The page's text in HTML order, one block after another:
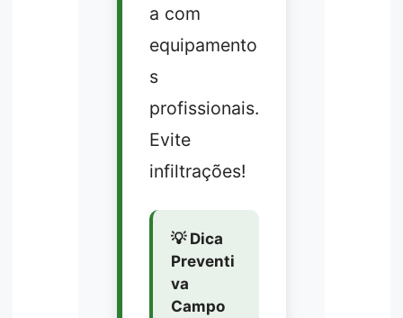
a com
equipamento
s
profissionais.
Evite
infiltrações!
💡 Dica
Preventi
va
Campo